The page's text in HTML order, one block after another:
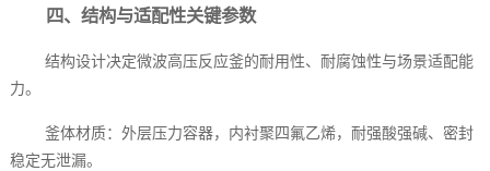
四、结构与适配性关键参数
结构设计决定微波高压反应釜的耐用性、耐腐蚀性与场景适配能
力。
釜体材质：外层压力容器，内衬聚四氟乙烯，耐强酸强碱、密封
稳定无泄漏。